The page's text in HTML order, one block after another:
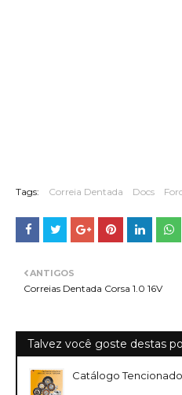
Tags: Correia Dentada Docs
ANTIGOS
Correias Dentada Corsa 1.0 16V
Talvez você goste destas
Catálogo